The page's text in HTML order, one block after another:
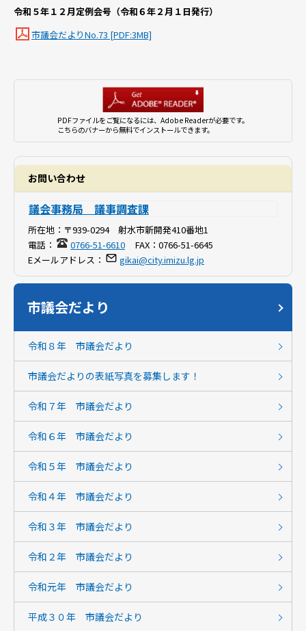
令和５年１２月定例会号（令和６年２月１日発行）
市議会だよりNo.73 [PDF:3MB]
PDFファイルをご覧になるには、Adobe Readerが必要です。
こちらのバナーから無料でインストールできます。
お問い合わせ
議会事務局 議事調査課
所在地： 〒939-0294 射水市新開発410番地1
電話：
0766-51-6610 FAX： 0766-51-6645
Eメールアドレス：
gikai@city.imizu.lg.jp
市議会だより
令和８年 市議会だより
市議会だよりの表紙写真を募集します！
令和７年 市議会だより
令和６年 市議会だより
令和５年 市議会だより
令和４年 市議会だより
令和３年 市議会だより
令和２年 市議会だより
令和元年 市議会だより
平成３０年 市議会だより